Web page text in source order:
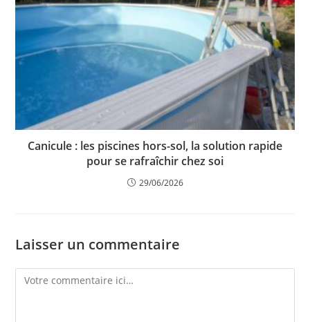
Canicule : les piscines hors-sol, la solution rapide
pour se rafraîchir chez soi
29/06/2026
Laisser un commentaire
Comment